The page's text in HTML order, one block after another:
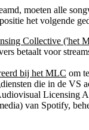
moeten alle
het volgende
Collective ('het
betaalt voor
bij het MLC om
die in de VS
Licensing
van Spotify,